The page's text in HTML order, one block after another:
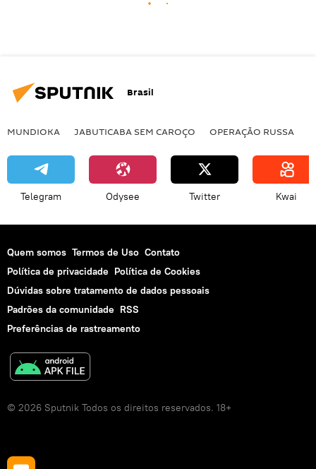
Brasil
MUNDIOKA JABUTICABA SEM CAROÇO OPERAÇÃO RUSSA
Telegram Odysee Twitter Kwai
Quem somos Termos de Uso Contato
Política de privacidade Política de Cookies
Dúvidas sobre tratamento de dados pessoais
Padrões da comunidade RSS
Preferências de rastreamento
© 2026 Sputnik Todos os direitos reservados. 18+